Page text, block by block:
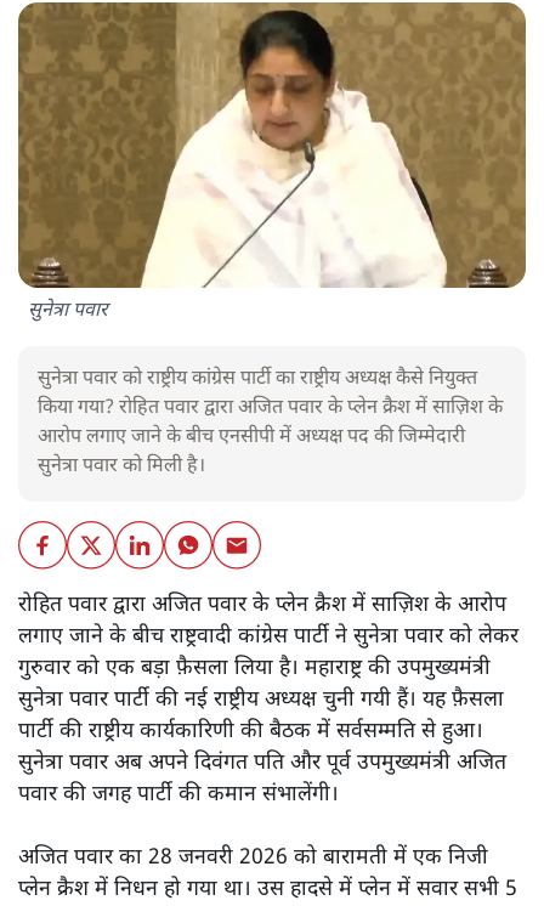
सुनेत्रा पवार
सुनेत्रा पवार को राष्ट्रीय कांग्रेस पार्टी का राष्ट्रीय अध्यक्ष कैसे नियुक्त
किया गया? रोहित पवार द्वारा अजित पवार के प्लेन क्रैश में साज़िश के
आरोप लगाए जाने के बीच एनसीपी में अध्यक्ष पद की जिम्मेदारी
सुनेत्रा पवार को मिली है।
रोहित पवार द्वारा अजित पवार के प्लेन क्रैश में साज़िश के आरोप
लगाए जाने के बीच राष्ट्रवादी कांग्रेस पार्टी ने सुनेत्रा पवार को लेकर
गुरुवार को एक बड़ा फ़ैसला लिया है। महाराष्ट्र की उपमुख्यमंत्री
सुनेत्रा पवार पार्टी की नई राष्ट्रीय अध्यक्ष चुनी गयी हैं। यह फ़ैसला
पार्टी की राष्ट्रीय कार्यकारिणी की बैठक में सर्वसम्मति से हुआ।
सुनेत्रा पवार अब अपने दिवंगत पति और पूर्व उपमुख्यमंत्री अजित
पवार की जगह पार्टी की कमान संभालेंगी।
अजित पवार का 28 जनवरी 2026 को बारामती में एक निजी
प्लेन क्रैश में निधन हो गया था। उस हादसे में प्लेन में सवार सभी 5